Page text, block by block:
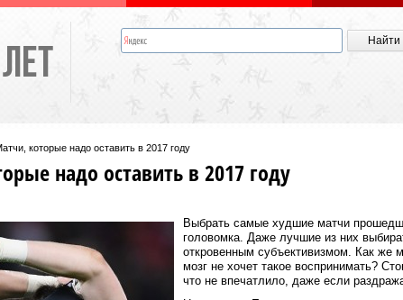
которые надо оставить в 2017 году
надо оставить в 2017 году
Выбрать самые худшие матчи
головомка. Даже лучшие из них
откровенным субъективизмом. Как же
мозг не хочет такое воспринимать?
что не впечатлило, даже если